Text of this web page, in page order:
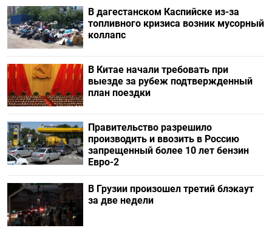
В дагестанском Каспийске из-за
топливного кризиса возник мусорный
коллапс
В Китае начали требовать при
выезде за рубеж подтвержденный
план поездки
Правительство разрешило
производить и ввозить в Россию
запрещенный более 10 лет бензин
Евро-2
В Грузии произошел третий блэкаут
за две недели